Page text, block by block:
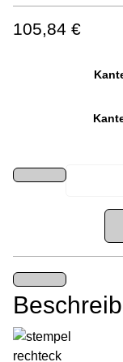
105,84 €